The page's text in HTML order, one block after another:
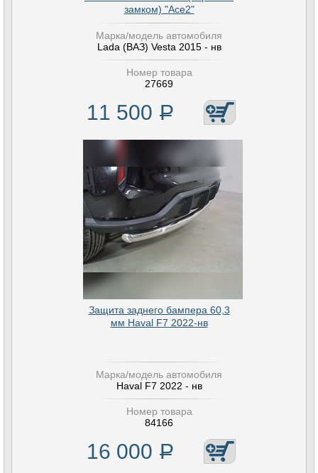
замком) "Ace2"
Марка/модель автомобиля
Lada (ВАЗ) Vesta 2015 - нв
Номер товара
27669
11 500 Р
Защита заднего бампера 60,3
мм Haval F7 2022-нв
Марка/модель автомобиля
Haval F7 2022 - нв
Номер товара
84166
16 000 Р